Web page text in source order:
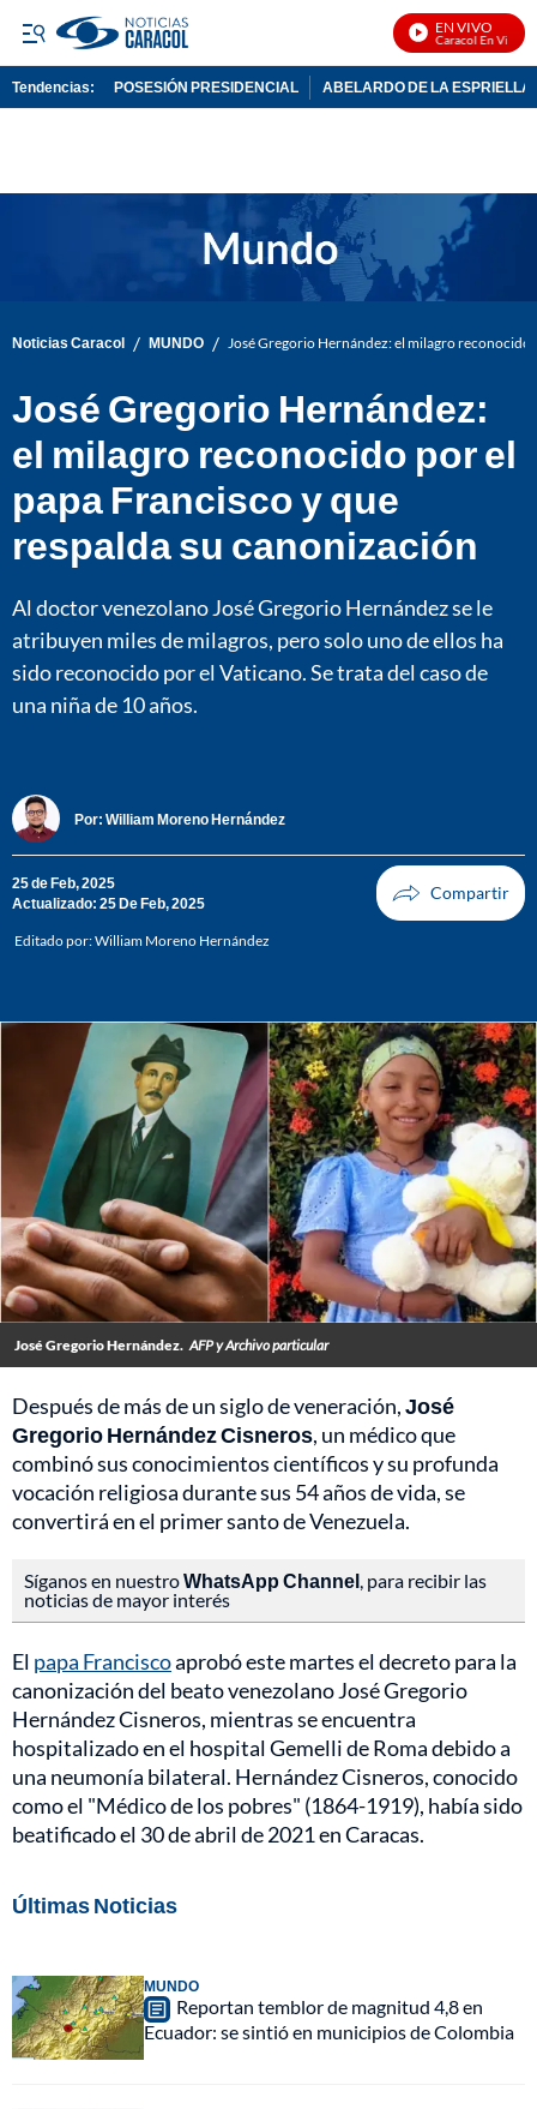
EN VIVO
Noticias Caracol En Vivo
Tendencias: POSESIÓN PRESIDENCIAL ABELARDO DE LA ESPRIELLA
Noticias Caracol / MUNDO / José Gregorio Hernández: el milagro
José Gregorio Hernández:
el milagro reconocido por el
papa Francisco y que
respalda su canonización
Al doctor venezolano José Gregorio Hernández se le
atribuyen miles de milagros, pero solo uno de ellos ha
sido reconocido por el Vaticano. Se trata del caso de
una niña de 10 años.
Por: William Moreno Hernández
25 de Feb, 2025
Actualizado: 25 De Feb, 2025
Editado por:William Moreno Hernández
José Gregorio Hernández. AFP y Archivo particular
Después de más de un siglo de veneración,José
Gregorio Hernández Cisneros, un médico que
combinó sus conocimientos científicos y su profunda
vocación religiosa durante sus 54 años de vida, se
convertirá en el primer santo de Venezuela.
Síganos en nuestroWhatsApp Channel, para recibir las
noticias de mayor interés
El papa Franciscoaprobó este martes el decreto para la
canonización del beato venezolano José Gregorio
Hernández Cisneros, mientras se encuentra
hospitalizado en el hospital Gemelli de Roma debido a
una neumonía bilateral. Hernández Cisneros, conocido
como el "Médico de los pobres" (1864-1919), había sido
beatificado el 30 de abril de 2021 en Caracas.
Últimas Noticias
MUNDO
Reportan temblor de magnitud 4,8 en
Ecuador: se sintió en municipios de Colombia